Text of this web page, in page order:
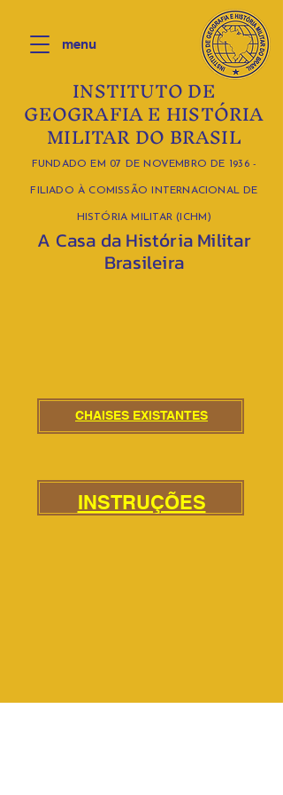
INSTITUTO DE
GEOGRAFIA E HISTÓRIA
MILITAR DO BRASIL
FUNDADO EM 07 DE NOVEMBRO DE 1936 -
FILIADO À COMISSÃO INTERNACIONAL DE
HISTÓRIA MILITAR (ICHM)
A Casa da História Militar
Brasileira
menu
CHAISES EXISTANTES
INSTRUÇÕES